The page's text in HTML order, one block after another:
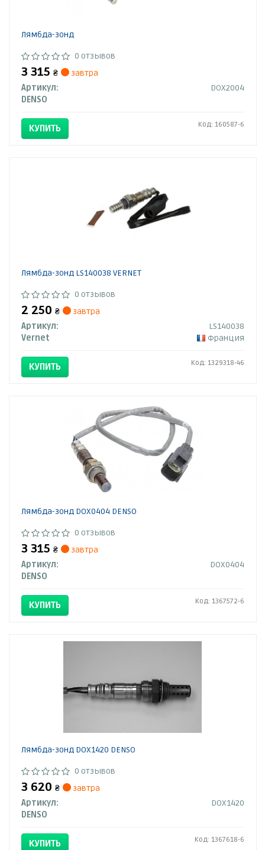
Лямбда-зонд
0 отзывов
3 315 ₴
завтра
Артикул:
DOX2004
DENSO
КУПИТЬ Код: 160587-6
Лямбда-зонд LS140038 VERNET
0 отзывов
2 250 ₴
завтра
Артикул:
LS140038
Vernet
Франция
КУПИТЬ Код: 1329318-46
Лямбда-зонд DOX0404 DENSO
0 отзывов
3 315 ₴
завтра
Артикул:
DOX0404
DENSO
КУПИТЬ Код: 1367572-6
Лямбда-зонд DOX1420 DENSO
0 отзывов
3 620 ₴
завтра
Артикул:
DOX1420
DENSO
КУПИТЬ Код: 1367618-6